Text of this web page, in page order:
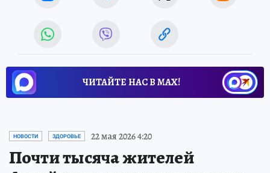
ЧИТАЙТЕ НАС В МАХ!
НОВОСТИ ЗДОРОВЬЕ 22 мая 2026 4:20
Почти тысяча жителей